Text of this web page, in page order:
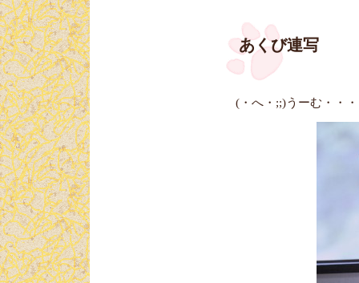
あくび連写
(・へ・;;)うーむ・・